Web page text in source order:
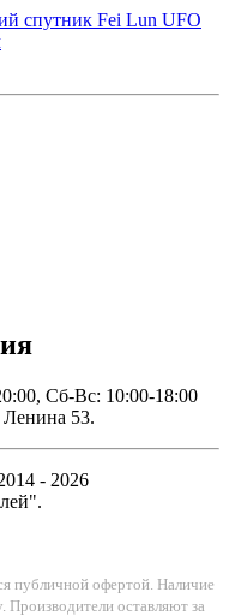
спутник Fei Lun UFO
Сб-Вс: 10:00-18:00
Ленина 53.
- 2026
публичной офертой. Наличие
Производители оставляют за